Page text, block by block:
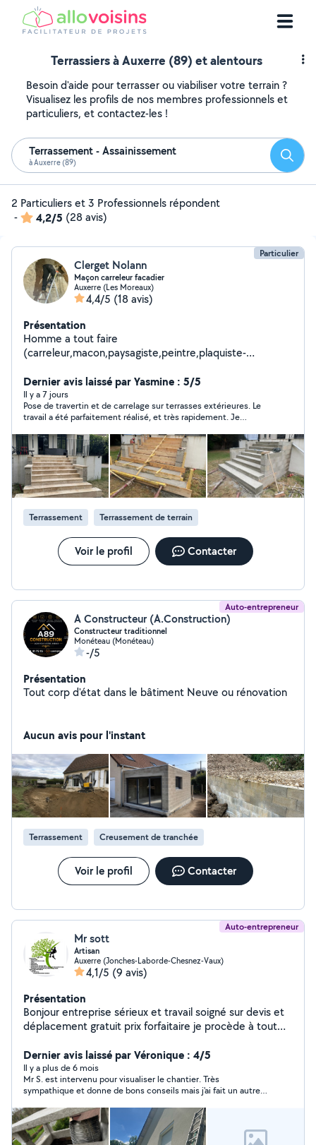
Terrassiers à Auxerre (89) et alentours
Besoin d'aide pour terrasser ou viabiliser votre terrain ?
Visualisez les profils de nos membres professionnels et
particuliers, et contactez-les !
Terrassement - Assainissement
à Auxerre (89)
2 Particuliers et 3 Professionnels répondent
-
4,2/5 (28 avis)
Particulier
Clerget Nolann
Maçon carreleur facadier
Auxerre (Les Moreaux)
4,4/5 (18 avis)
Présentation
Homme a tout faire
(carreleur,macon,paysagiste,peintre,plaquiste-
Dernier avis laissé par Yasmine : 5/5
Il y a 7 jours
Pose de travertin et de carrelage sur terrasses extérieures. Le
travail a été parfaitement réalisé, et très rapidement. Je
Terrassement Terrassement de terrain
Voir le profil Contacter
Auto-entrepreneur
A Constructeur (A.Construction)
Constructeur traditionnel
Monéteau (Monéteau)
-/5
Présentation
Tout corp d'état dans le bâtiment Neuve ou rénovation
Aucun avis pour l'instant
Terrassement Creusement de tranchée
Voir le profil Contacter
Auto-entrepreneur
Mr sott
Artisan
Auxerre (Jonches-Laborde-Chesnez-Vaux)
4,1/5 (9 avis)
Présentation
Bonjour entreprise sérieux et travail soigné sur devis et
déplacement gratuit prix forfaitaire je procède à tout
m'occupe de l'élagage et de l'abattage de tout type
d'arbre j'effectue aussi des travaux sur toiture et dans le
bâtiment comme changer des tuiles nettoyage de
toiture et pose de crépit et peinture et fait tout type
de réparation pour un travail complet et digne de
confiance
Dernier avis laissé par Véronique : 4/5
Il y a plus de 6 mois
Mr S. est intervenu pour visualiser le chantier. Très
sympathique et donne de bons conseils mais j'ai fait un autre